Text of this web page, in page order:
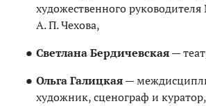
художественного
А. П. Чехова,
Светлана Бердичевская—
Ольга Галицкая—
художник, сценограф и куратор,